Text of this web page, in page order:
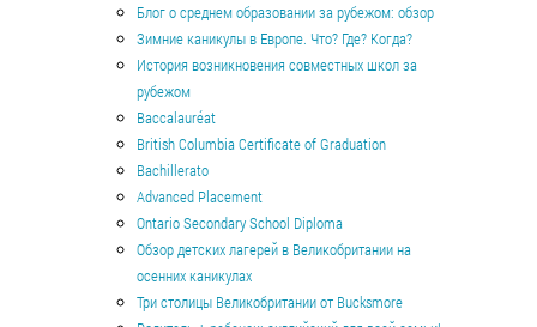
Блог о среднем образовании за рубежом: обзор
Зимние каникулы в Европе. Что? Где? Когда?
История возникновения совместных школ за
рубежом
Baccalauréat
British Columbia Certificate of Graduation
Bachillerato
Advanced Placement
Ontario Secondary School Diploma
Обзор детских лагерей в Великобритании на
осенних каникулах
Три столицы Великобритании от Bucksmore